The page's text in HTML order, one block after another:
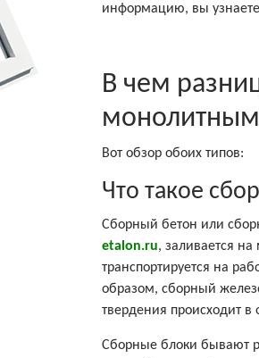
информацию, вы узнаете
В чем
Вот обзор обоих типов:
Что такое
Сборный бетон или
etalon.ru, заливается
транспортируется на
образом, сборный
твердения происходит в
Сборные блоки бывают